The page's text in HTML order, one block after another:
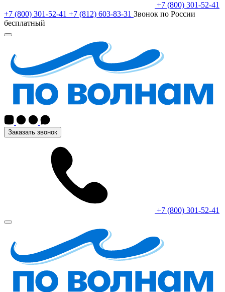
+7 (800) 301-52-41
+7 (800) 301-52-41 +7 (812) 603-83-31 Звонок по России
бесплатный
Заказать звонок
+7 (800) 301-52-41